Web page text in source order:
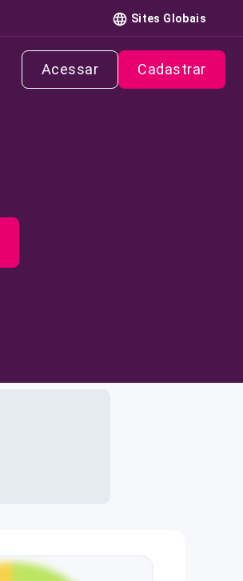
Sites Globais
Acessar Cadastrar